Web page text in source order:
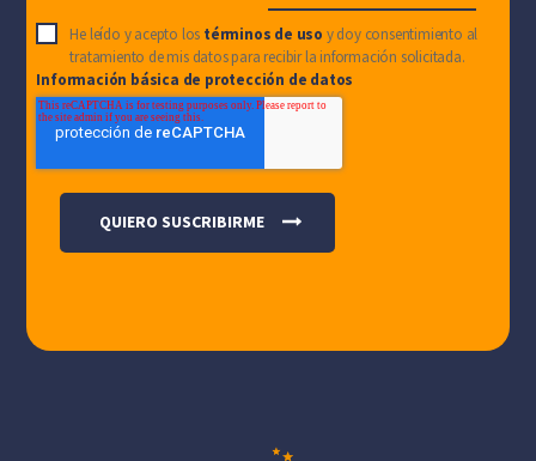
He leído y acepto los términos de uso y doy consentimiento al
tratamiento de mis datos para recibir la información solicitada.
Información básica de protección de datos